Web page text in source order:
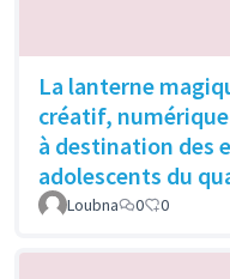
La lanterne
créatif,
à destination des
adolescents du
Loubna 0 0